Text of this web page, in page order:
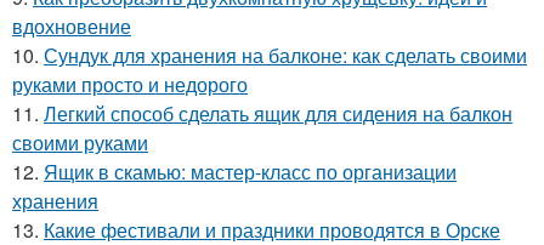
вдохновение
10. Сундук для хранения на балконе: как сделать своими
руками просто и недорого
11. Легкий способ сделать ящик для сидения на балкон
своими руками
12. Ящик в скамью: мастер-класс по организации
хранения
13. Какие фестивали и праздники проводятся в Орске